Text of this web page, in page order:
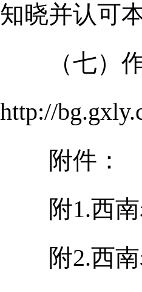
知晓并认可
（七）作
http://
附件：
附1.西南
附2.西南